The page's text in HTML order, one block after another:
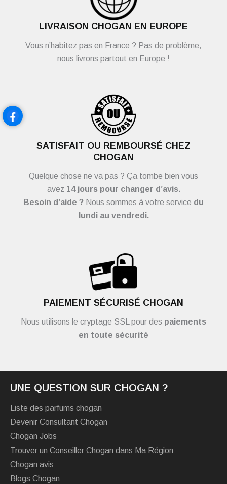
LIVRAISON CHOGAN EN EUROPE
Vous n’habitez pas en France ? Pas de problème,
nous livrons partout en Europe !
SATISFAIT OU REMBOURSÉ CHEZ
CHOGAN
Quelque chose ne va pas ? Ça tombe bien vous
avez 14 jours pour changer d’avis.
Besoin d’aide ? Nous sommes à votre service du
lundi au vendredi.
PAIEMENT SÉCURISÉ CHOGAN
Nous utilisons le cryptage SSL pour des paiements
en toute sécurité
UNE QUESTION SUR CHOGAN ?
Liste des parfums chogan
Devenir Consultant Chogan
Chogan Jobs
Trouver un Conseiller Chogan dans Ma Région
Chogan avis
Blogs Chogan